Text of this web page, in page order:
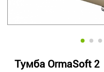
Тумба OrmaSoft 2